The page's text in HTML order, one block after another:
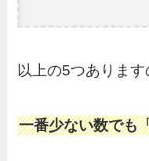
以上の5つあります
一番少ない数でも